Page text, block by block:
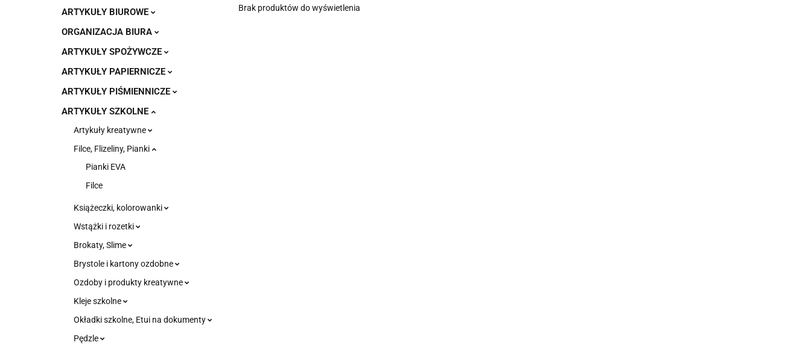
ARTYKUŁY BIUROWE
ORGANIZACJA BIURA
ARTYKUŁY SPOŻYWCZE
ARTYKUŁY PAPIERNICZE
ARTYKUŁY PIŚMIENNICZE
ARTYKUŁY SZKOLNE
Artykuły kreatywne
Filce, Flizeliny, Pianki
Pianki EVA
Filce
Książeczki, kolorowanki
Wstążki i rozetki
Brokaty, Slime
Brystole i kartony ozdobne
Ozdoby i produkty kreatywne
Kleje szkolne
Okładki szkolne, Etui na dokumenty
Pędzle
Brak produktów do wyświetlenia